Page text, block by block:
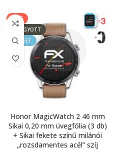
SALE
ELFOGYOTT
KIEMELT
Honor MagicWatch 2 46 mm
Sikai 0,20 mm üvegfólia (3 db)
+ Sikai fekete színű milánói
„rozsdamentes acél” szíj